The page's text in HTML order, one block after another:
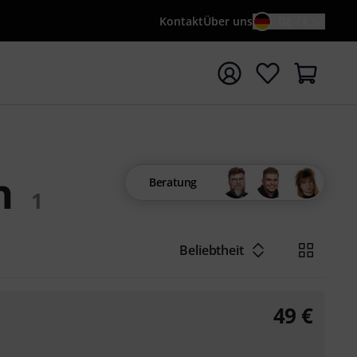
KontaktÜber uns
mit Suchwort {searchTerm} starten
1
Beratung
Beliebtheit
49 €